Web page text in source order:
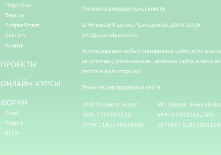
Подробно
Версии
Вопрос-Ответ
Скачать
Купить
ПРОЕКТЫ
ОНЛАЙН-КУРСЫ
ФОРУМ
Excel
Работа
PLEX
Политика конфиденциальности
© Николай Павлов, Planetaexcel, 2006-2026
info@planetaexcel.ru
Использование любых материалов сайта
на источник, упоминанием названия сайта, имени
текста и иллюстраций.
Техническая поддержка сайта
ООО "Планета Эксел"
ИНН 7735603520
ОГРН 1147746834949
ИП Павлов Николай
ИНН 633015842586
ОГРНИП